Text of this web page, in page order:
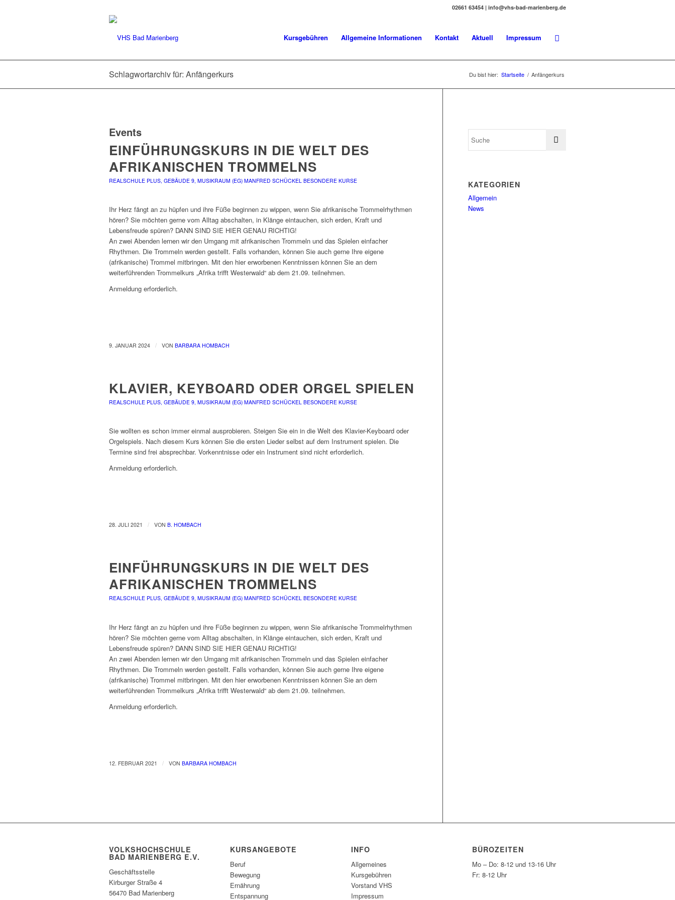
02661 63454 | info@vhs-bad-marienberg.de
Kursgebühren Allgemeine Informationen Kontakt Aktuell Impressum
Schlagwortarchiv für: Anfängerkurs Du bist hier: Startseite / Anfängerkurs
Events
EINFÜHRUNGSKURS IN DIE WELT DES
AFRIKANISCHEN TROMMELNS
REALSCHULE PLUS, GEBÄUDE 9, MUSIKRAUM (EG) MANFRED SCHÜCKEL BESONDERE KURSE
Ihr Herz fängt an zu hüpfen und ihre Füße beginnen zu wippen, wenn Sie afrikanische Trommelrhythmen
hören? Sie möchten gerne vom Alltag abschalten, in Klänge eintauchen, sich erden, Kraft und
Lebensfreude spüren? DANN SIND SIE HIER GENAU RICHTIG!
An zwei Abenden lernen wir den Umgang mit afrikanischen Trommeln und das Spielen einfacher
Rhythmen. Die Trommeln werden gestellt. Falls vorhanden, können Sie auch gerne Ihre eigene
(afrikanische) Trommel mitbringen. Mit den hier erworbenen Kenntnissen können Sie an dem
weiterführenden Trommelkurs „Afrika trifft Westerwald“ ab dem 21.09. teilnehmen.
Anmeldung erforderlich.
9. JANUAR 2024 / VON BARBARA HOMBACH
KLAVIER, KEYBOARD ODER ORGEL SPIELEN
REALSCHULE PLUS, GEBÄUDE 9, MUSIKRAUM (EG) MANFRED SCHÜCKEL BESONDERE KURSE
Sie wollten es schon immer einmal ausprobieren. Steigen Sie ein in die Welt des Klavier-Keyboard oder
Orgelspiels. Nach diesem Kurs können Sie die ersten Lieder selbst auf dem Instrument spielen. Die
Termine sind frei absprechbar. Vorkenntnisse oder ein Instrument sind nicht erforderlich.
Anmeldung erforderlich.
28. JULI 2021 / VON B. HOMBACH
EINFÜHRUNGSKURS IN DIE WELT DES
AFRIKANISCHEN TROMMELNS
REALSCHULE PLUS, GEBÄUDE 9, MUSIKRAUM (EG) MANFRED SCHÜCKEL BESONDERE KURSE
Ihr Herz fängt an zu hüpfen und ihre Füße beginnen zu wippen, wenn Sie afrikanische Trommelrhythmen
hören? Sie möchten gerne vom Alltag abschalten, in Klänge eintauchen, sich erden, Kraft und
Lebensfreude spüren? DANN SIND SIE HIER GENAU RICHTIG!
An zwei Abenden lernen wir den Umgang mit afrikanischen Trommeln und das Spielen einfacher
Rhythmen. Die Trommeln werden gestellt. Falls vorhanden, können Sie auch gerne Ihre eigene
(afrikanische) Trommel mitbringen. Mit den hier erworbenen Kenntnissen können Sie an dem
weiterführenden Trommelkurs „Afrika trifft Westerwald“ ab dem 21.09. teilnehmen.
Anmeldung erforderlich.
12. FEBRUAR 2021 / VON BARBARA HOMBACH
KATEGORIEN
Allgemein
News
VOLKSHOCHSCHULE
BAD MARIENBERG E.V.
Geschäftsstelle
Kirburger Straße 4
56470 Bad Marienberg
KURSANGEBOTE
Beruf
Bewegung
Ernährung
Entspannung
INFO
Allgemeines
Kursgebühren
Vorstand VHS
Impressum
BÜROZEITEN
Mo – Do: 8-12 und 13-16 Uhr
Fr: 8-12 Uhr